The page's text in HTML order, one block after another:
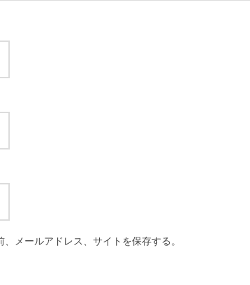
メールアドレス、サイトを保存する。